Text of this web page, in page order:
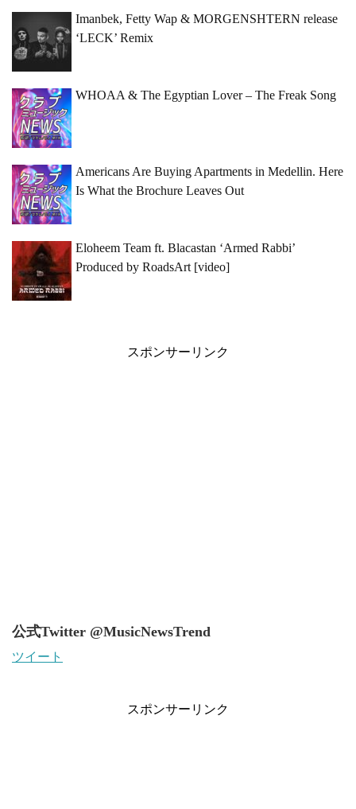
Imanbek, Fetty Wap & MORGENSHTERN release
‘LECK’ Remix
WHOAA & The Egyptian Lover – The Freak Song
Americans Are Buying Apartments in Medellin. Here
Is What the Brochure Leaves Out
Eloheem Team ft. Blacastan ‘Armed Rabbi’
Produced by RoadsArt [video]
スポンサーリンク
公式Twitter @MusicNewsTrend
ツイート
スポンサーリンク